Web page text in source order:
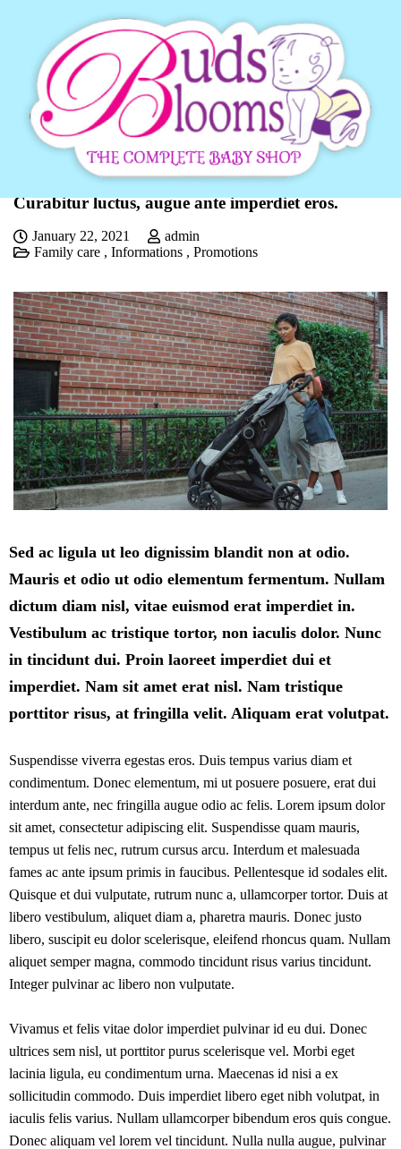
Nulla malesuada mauris id metus vehicula mollis.
Curabitur luctus, augue ante imperdiet eros.
January 22, 2021
admin
Family care , Informations , Promotions
Sed ac ligula ut leo dignissim blandit non at odio.
Mauris et odio ut odio elementum fermentum. Nullam
dictum diam nisl, vitae euismod erat imperdiet in.
Vestibulum ac tristique tortor, non iaculis dolor. Nunc
in tincidunt dui. Proin laoreet imperdiet dui et
imperdiet. Nam sit amet erat nisl. Nam tristique
porttitor risus, at fringilla velit. Aliquam erat volutpat.
Suspendisse viverra egestas eros. Duis tempus varius diam et
condimentum. Donec elementum, mi ut posuere posuere, erat dui
interdum ante, nec fringilla augue odio ac felis. Lorem ipsum dolor
sit amet, consectetur adipiscing elit. Suspendisse quam mauris,
tempus ut felis nec, rutrum cursus arcu. Interdum et malesuada
fames ac ante ipsum primis in faucibus. Pellentesque id sodales elit.
Quisque et dui vulputate, rutrum nunc a, ullamcorper tortor. Duis at
libero vestibulum, aliquet diam a, pharetra mauris. Donec justo
libero, suscipit eu dolor scelerisque, eleifend rhoncus quam. Nullam
aliquet semper magna, commodo tincidunt risus varius tincidunt.
Integer pulvinar ac libero non vulputate.
Vivamus et felis vitae dolor imperdiet pulvinar id eu dui. Donec
ultrices sem nisl, ut porttitor purus scelerisque vel. Morbi eget
lacinia ligula, eu condimentum urna. Maecenas id nisi a ex
sollicitudin commodo. Duis imperdiet libero eget nibh volutpat, in
iaculis felis varius. Nullam ullamcorper bibendum eros quis congue.
Donec aliquam vel lorem vel tincidunt. Nulla nulla augue, pulvinar